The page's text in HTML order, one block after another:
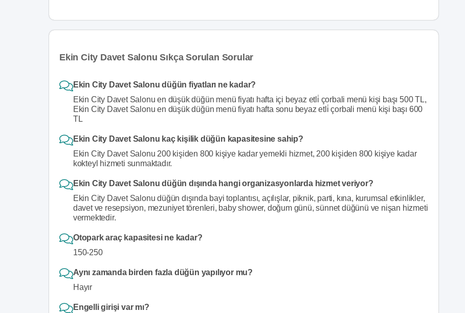
Ekin City Davet Salonu Sıkça Sorulan Sorular
Ekin City Davet Salonu düğün fiyatları ne kadar?
Ekin City Davet Salonu en düşük düğün menü fiyatı hafta içi beyaz etli̇ çorbali menü kişi başı 500 TL,
Ekin City Davet Salonu en düşük düğün menü fiyatı hafta sonu beyaz etli̇ çorbali menü kişi başı 600
TL
Ekin City Davet Salonu kaç kişilik düğün kapasitesine sahip?
Ekin City Davet Salonu 200 kişiden 800 kişiye kadar yemekli hizmet, 200 kişiden 800 kişiye kadar
kokteyl hizmeti sunmaktadır.
Ekin City Davet Salonu düğün dışında hangi organizasyonlarda hizmet veriyor?
Ekin City Davet Salonu düğün dışında bayi toplantısı, açılışlar, piknik, parti, kına, kurumsal etkinlikler,
davet ve resepsiyon, mezuniyet törenleri, baby shower, doğum günü, sünnet düğünü ve nişan hizmeti
vermektedir.
Otopark araç kapasitesi ne kadar?
150-250
Aynı zamanda birden fazla düğün yapılıyor mu?
Hayır
Engelli girişi var mı?